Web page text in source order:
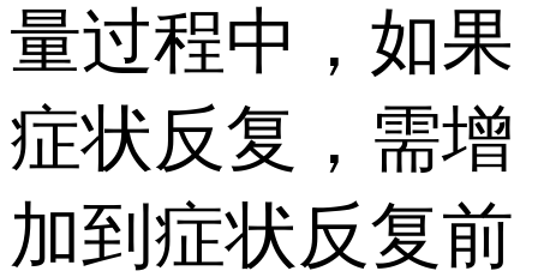
量过程中，如果
症状反复，需增
加到症状反复前